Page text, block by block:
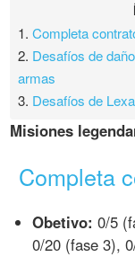
1.Completa
2. Desafíos de
armas
3. Desafíos de Lexa
Misiones
Completa
Obetivo: 0/5
0/20 (fase 3),